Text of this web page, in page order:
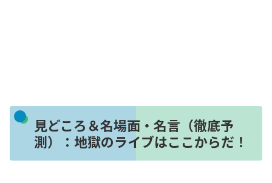
見どころ＆名場面・名言（徹底予
測）：地獄のライブはここからだ！